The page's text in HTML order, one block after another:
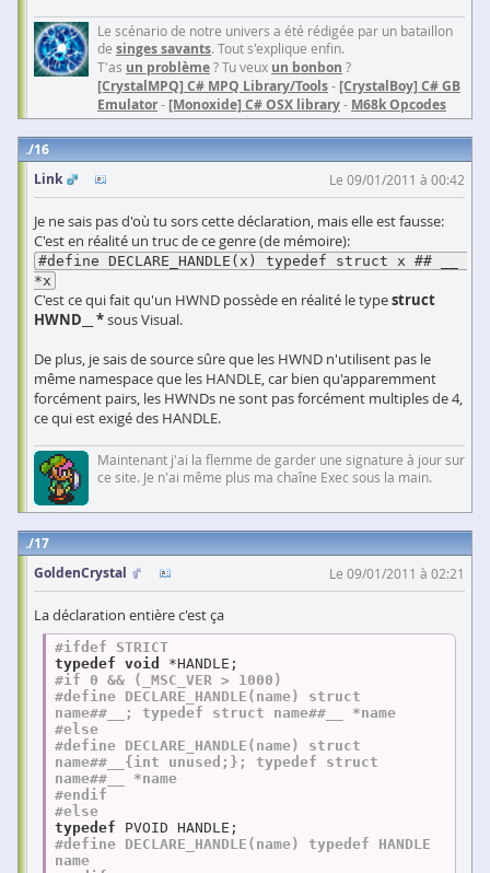
Le scénario de notre univers a été rédigée par un bataillon
de singes savants. Tout s'explique enfin.
T'as un problème? Tu veux un bonbon ?
[CrystalMPQ] C# MPQ Library/Tools- [CrystalBoy] C# GB
Emulator- [Monoxide] C# OSX library- M68k Opcodes
16
Link
Le 09/01/2011 à 00:42
Je ne sais pas d'où tu sors cette déclaration, mais elle est fausse:
C'est en réalité un truc de ce genre (de mémoire):
#define DECLARE_HANDLE(x) typedef struct x ## __
*x
C'est ce qui fait qu'un HWND possède en réalité le typestruct
HWND__ *sous Visual.
De plus, je sais de source sûre que les HWND n'utilisent pas le
même namespace que les HANDLE, car bien qu'apparemment
forcément pairs, les HWNDs ne sont pas forcément multiples de 4,
ce qui est exigé des HANDLE.
Maintenant j'ai la flemme de garder une signature à jour sur
ce site. Je n'ai même plus ma chaîne Exec sous la main.
17
GoldenCrystal
Le 09/01/2011 à 02:21
La déclaration entière c'est ça
#ifdef STRICT
typedef void
#if 0 && (_MSC_VER > 1000)
#define DECLARE_HANDLE(name) struct
name##__; typedef struct name##__ *name
#else
#define DECLARE_HANDLE(name) struct
name##__{int unused;}; typedef struct
name##__ *name
#endif
#else
typedef
#define DECLARE_HANDLE(name) typedef HANDLE
name